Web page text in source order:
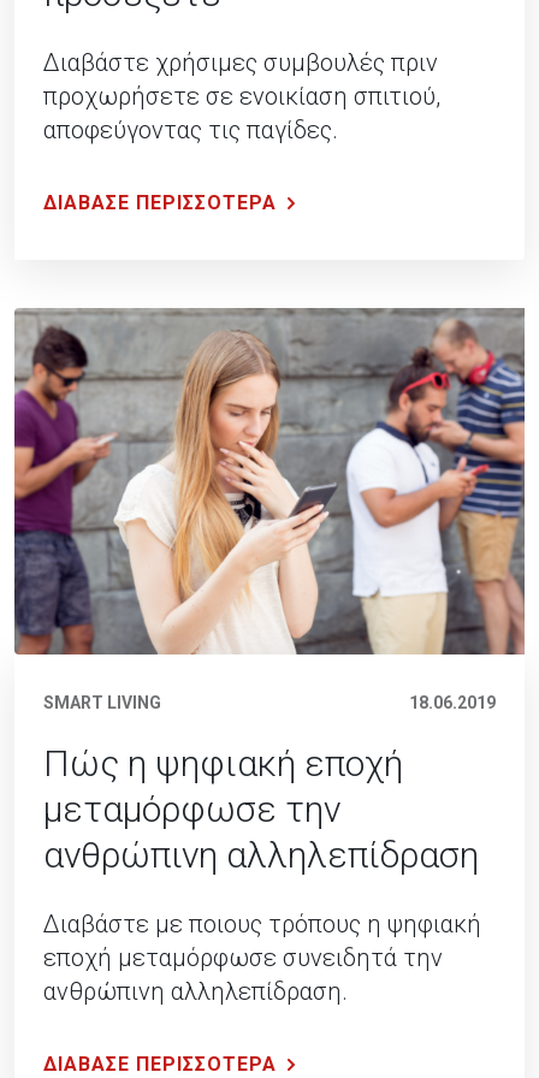
Διαβάστε χρήσιμες συμβουλές πριν
προχωρήσετε σε ενοικίαση σπιτιού,
αποφεύγοντας τις παγίδες.
ΔΙΑΒΑΣΕ ΠΕΡΙΣΣΟΤΕΡΑ
SMART LIVING 18.06.2019
Πώς η ψηφιακή εποχή
μεταμόρφωσε την
ανθρώπινη αλληλεπίδραση
Διαβάστε με ποιους τρόπους η ψηφιακή
εποχή μεταμόρφωσε συνειδητά την
ανθρώπινη αλληλεπίδραση.
ΔΙΑΒΑΣΕ ΠΕΡΙΣΣΟΤΕΡΑ